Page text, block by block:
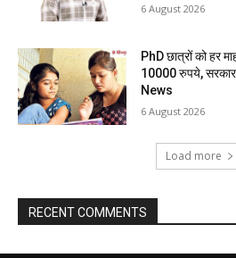
6 August 2026
PhD छात्रों को हर
10000 रुपये,
News
6 August 2026
Load more
RECENT COMMENTS